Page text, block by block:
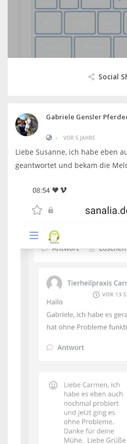
Social
Gabriele Gensler
• VOR 5 JAHRE
Liebe Susanne, ich habe eben
geantwortet und bekam die